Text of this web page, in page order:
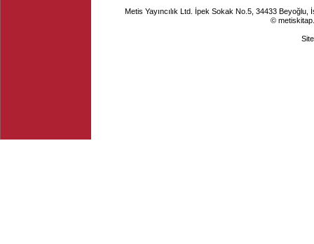
Metis Yayıncılık Ltd. İpek Sokak No.5, 34433
©